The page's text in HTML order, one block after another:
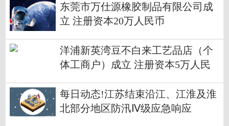
（有限合伙）
东莞市万仕源橡胶制品有限公司成
立 注册资本20万人民币
洋浦新英湾豆不白来工艺品店（个
体工商户）成立 注册资本5万人民
每日动态!江苏结束沿江、江淮及淮
北部分地区防汛Ⅳ级应急响应